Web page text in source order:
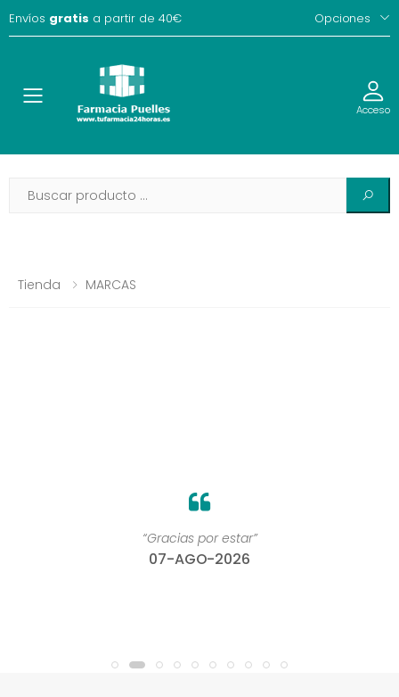
Envíos gratis a partir de 40€ Opciones
Toggle Acceso
Tienda MARCAS
“Gracias por estar”
07-AGO-2026